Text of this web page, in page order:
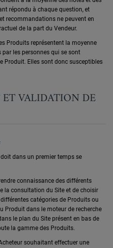
répondu à chaque question, et
recommandations ne peuvent en
de la part du Vendeur.
Produits représentent la moyenne
les personnes qui se sont
Produit. Elles sont donc susceptibles
VALIDATION DE
dans un premier temps se
connaissance des différents
la consultation du Site et de choisir
catégories de Produits ou
Produit dans le moteur de recherche
le plan du Site présent en bas de
la gamme des Produits.
souhaitant effectuer une